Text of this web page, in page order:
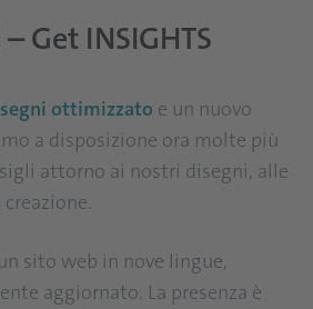
Get INSIGHTS
ottimizzato e un nuovo
a disposizione ora molte più
attorno ai nostri disegni, alle
sito web in nove lingue,
aggiornato. La presenza è